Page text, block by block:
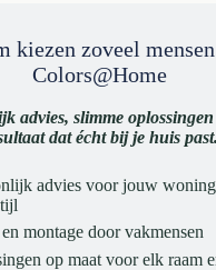
kiezen zoveel
Colors@Home
advies, slimme oplossingen
dat écht bij je huis past.
advies voor jouw
montage door vakmensen
op maat voor elk raam